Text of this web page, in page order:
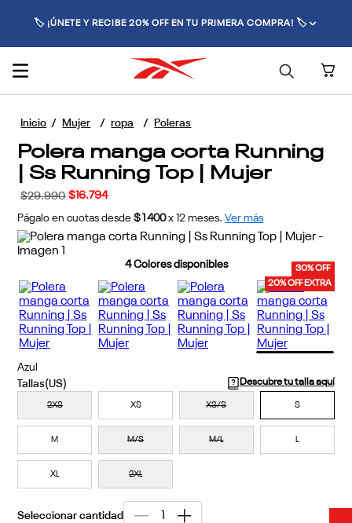
🚚 ENVÍO GRATIS POR COMPRAS SUPERIORES A $70.000 🚚
Mujer ropa Poleras
Polera manga corta Running
| Ss Running Top | Mujer
$29.990 $ 16.794
Págalo en cuotas desde $1400 x 12 meses. Ver más
30% OFF
20% OFF EXTRA
4Colores disponibles
Azul
Descubre tu talla aquí
2XS XS XS/S S
M M/S M/L L
XL 2XL